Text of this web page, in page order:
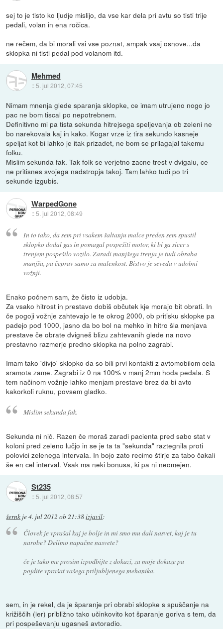
sej to je tisto ko ljudje mislijo, da vse kar dela pri avtu so tisti trije
pedali, volan in ena ročica.
ne rečem, da bi morali vsi vse poznat, ampak vsaj osnove...da
sklopka ni tisti pedal pod volanom itd.
Mehmed
:: 5. jul 2012, 07:45
Nimam mnenja glede sparanja sklopke, ce imam utrujeno nogo jo
pac ne bom tiscal po nepotrebnem.
Definitivno mi pa tista sekunda hitrejsega speljevanja ob zeleni ne
bo narekovala kaj in kako. Kogar vrze iz tira sekundo kasneje
speljat kot bi lahko je itak prizadet, ne bom se prilagajal takemu
folku.
Mislim sekunda fak. Tak folk se verjetno zacne trest v dvigalu, ce
ne pritisnes svojega nadstropja takoj. Tam lahko tudi po tri
sekunde izgubis.
WarpedGone
::5. jul 2012, 08:49
In to tako, da sem pri vsakem šaltanju malce preden sem spustil
sklopko dodal gas in pomagal pospešiti motor, ki bi ga sicer s
trenjem pospešilo vozilo. Zaradi manjšega trenja je tudi obraba
manjša, pa čeprav samo za malenkost. Bistvo je seveda v udobni
vožnji.
Enako počnem sam, že čisto iz udobja.
Za vsako hitrost in prestavo dobiš občutek kje morajo bit obrati. In
če pogoji vožnje zahtevajo le te okrog 2000, ob pritisku sklopke pa
padejo pod 1000, jasno da bo bol na mehko in hitro šla menjava
prestave če obrate dvigneš blizu zahtevanih glede na novo
prestavno razmerje predno sklopka na polno zagrabi.
Imam tako 'divjo' sklopko da so bili prvi kontakti z avtomobilom cela
sramota zame. Zagrabi iz 0 na 100% v manj 2mm hoda pedala. S
tem načinom vožnje lahko menjam prestave brez da bi avto
kakorkoli ruknu, povsem gladko.
Mislim sekunda fak.
Sekunda ni nič. Razen če moraš zaradi pacienta pred sabo stat v
koloni pred zeleno lučjo in se je ta ta "sekunda" raztegnila proti
polovici zelenega intervala. In bojo zato recimo štirje za tabo čakali
še en cel interval. Vsak ma neki bonusa, ki pa ni neomejen.
St235
:: 5. jul 2012, 08:57
šernk je4. jul 2012 ob 21:38izjavil:
Človek je vprašal kaj je bolje in mi smo mu dali nasvet, kaj je tu
narobe? Delimo napačne nasvete?
če je tako me prosim izpodbijte z dokazi, za moje dokaze pa
pojdite vprašat vašega priljubljenega mehanika.
sem, in je rekel, da je šparanje pri obrabi sklopke s spuščanje na
križiščih (ler) približno tako učinkovito kot šparanje goriva s tem, da
pri pospeševanju ugasneš avtoradio.